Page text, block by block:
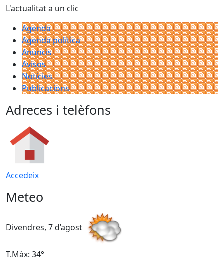
L'actualitat a un clic
Agenda
Agenda política
Anuncis
Avisos
Notícies
Publicacions
Adreces i telèfons
Accedeix
Meteo
Divendres, 7 d’agost
T.Màx: 34°